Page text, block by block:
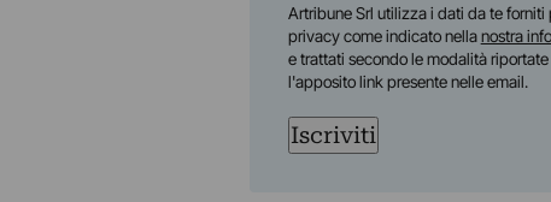
Artribune Srl utilizza i dati da te
privacy come indicato nellanostra
e trattati secondo le modalità riportate
l'apposito link presente nelle email.
Iscriviti